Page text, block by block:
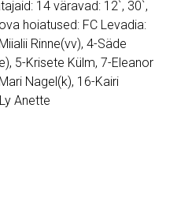
14 väravad: 12`, 30`,
hoiatused: FC Levadia:
Rinne(vv), 4-Säde
5-Krisete Külm, 7-Eleanor
Nagel(k), 16-Kairi
Anette